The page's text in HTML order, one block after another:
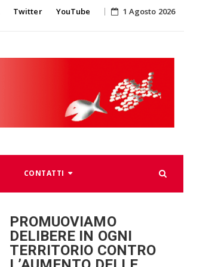
Twitter YouTube 1 Agosto 2026
CONTATTI
PROMUOVIAMO
DELIBERE IN OGNI
TERRITORIO CONTRO